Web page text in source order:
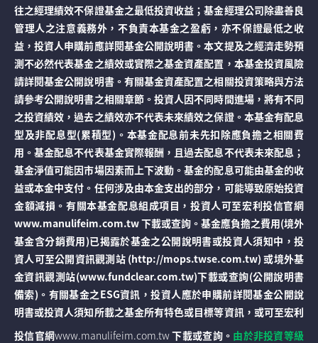
往之經理績效不保證基金之最低投資收益；基金經理公司除盡善良
管理人之注意義務外，不負責本基金之盈虧，亦不保證最低之收
益，投資人申購前應詳閱基金公開說明書。本文提及之經濟走勢預
測不必然代表基金之績效或實際之基金資產配置，本基金投資風險
請詳閱基金公開說明書。有關基金資產配置之相關投資策略與方法
請參考公開說明書之相關章節。投資人因不同時間進場，將有不同
之投資績效，過去之績效亦不代表未來績效之保證。本基金有配息
型及非配息型(累積型)。本基金配息前未先扣除應負擔之相關費
用。基金配息不代表基金實際報酬，且過去配息不代表未來配息；
基金淨值可能因市場因素而上下波動。基金的配息可能由基金的收
益或本金中支付。任何涉及由本金支出的部分，可能導致原始投資
金額減損。有關本基金配息組成項目，投資人可至宏利投信官網
www.manulifeim.com.tw 下載或查詢。基金應負擔之費用(境外
基金含分銷費用)已揭露於基金之公開說明書或投資人須知中，投
資人可至公開資訊觀測站 (http://mops.twse.com.tw) 或境外基
金資訊觀測站(www.fundclear.com.tw)下載或查詢(公開說明書
備索)。有關基金之ESG資訊，投資人應於申購前詳閱基金公開說
明書或投資人須知所載之基金所有特色或目標等資訊，或可至宏利
投信官網www.manulifeim.com.tw下載或查詢。 由於非投資等級